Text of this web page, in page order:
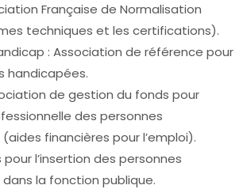
Française de Normalisation
techniques et les certifications).
: Association de référence pour
handicapées.
de gestion du fonds pour
des personnes
financières pour l’emploi).
pour l’insertion des personnes
la fonction publique.